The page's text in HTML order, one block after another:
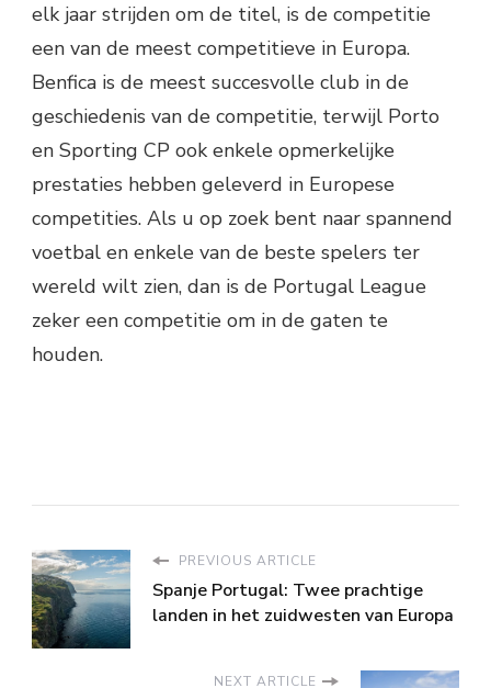
elk jaar strijden om de titel, is de competitie
een van de meest competitieve in Europa.
Benfica is de meest succesvolle club in de
geschiedenis van de competitie, terwijl Porto
en Sporting CP ook enkele opmerkelijke
prestaties hebben geleverd in Europese
competities. Als u op zoek bent naar spannend
voetbal en enkele van de beste spelers ter
wereld wilt zien, dan is de Portugal League
zeker een competitie om in de gaten te
houden.
PREVIOUS ARTICLE
Spanje Portugal: Twee prachtige
landen in het zuidwesten van Europa
NEXT ARTICLE